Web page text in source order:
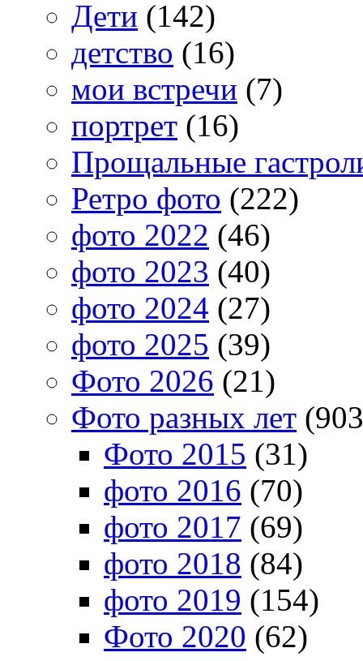
Дети (142)
детство (16)
мои встречи (7)
портрет (16)
Прощальные
Ретро фото (222)
фото 2022 (46)
фото 2023 (40)
фото 2024 (27)
фото 2025 (39)
Фото 2026 (21)
Фото разных лет
Фото 2015 (31)
фото 2016 (70)
фото 2017 (69)
фото 2018 (84)
фото 2019 (154)
Фото 2020 (62)